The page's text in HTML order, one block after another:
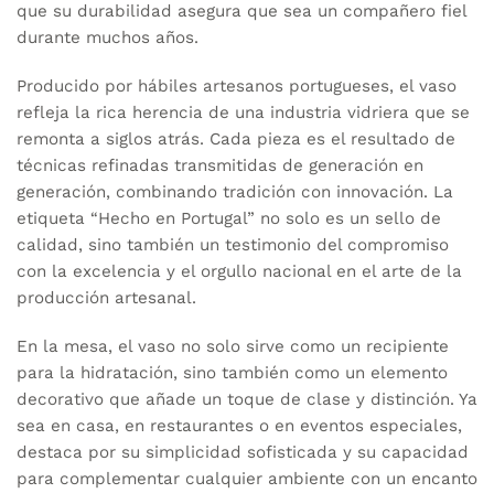
que su durabilidad asegura que sea un compañero fiel
durante muchos años.
Producido por hábiles artesanos portugueses, el vaso
refleja la rica herencia de una industria vidriera que se
remonta a siglos atrás. Cada pieza es el resultado de
técnicas refinadas transmitidas de generación en
generación, combinando tradición con innovación. La
etiqueta “Hecho en Portugal” no solo es un sello de
calidad, sino también un testimonio del compromiso
con la excelencia y el orgullo nacional en el arte de la
producción artesanal.
En la mesa, el vaso no solo sirve como un recipiente
para la hidratación, sino también como un elemento
decorativo que añade un toque de clase y distinción. Ya
sea en casa, en restaurantes o en eventos especiales,
destaca por su simplicidad sofisticada y su capacidad
para complementar cualquier ambiente con un encanto